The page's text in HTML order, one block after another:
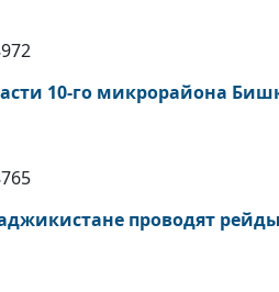
10-го микрорайона
проводят